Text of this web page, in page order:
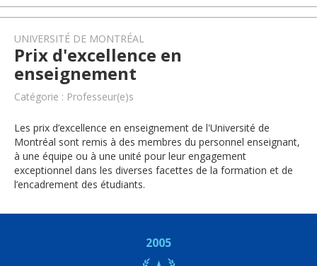
UNIVERSITÉ DE MONTRÉAL
Prix d'excellence en
enseignement
Catégorie : Professeur(e)s
Les prix d’excellence en enseignement de l'Université de
Montréal sont remis à des membres du personnel enseignant,
à une équipe ou à une unité pour leur engagement
exceptionnel dans les diverses facettes de la formation et de
l’encadrement des étudiants.
2005